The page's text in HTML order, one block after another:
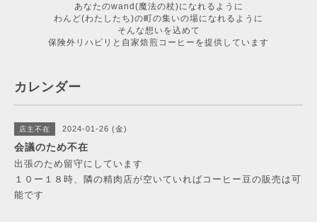
あなたのwand(魔法の杖)になれるように
わんど(わたしたち)の町の集いの場になれるように
そんな想いを込めて
保険外リハビリと自家焙煎コーヒーを提供しています
カレンダー
店主不在 2024-01-26 (金)
会議のため不在
出張のため留守にしています
１０ー１８時、隣の精肉店が空いていればコーヒー豆の販売は可
能です